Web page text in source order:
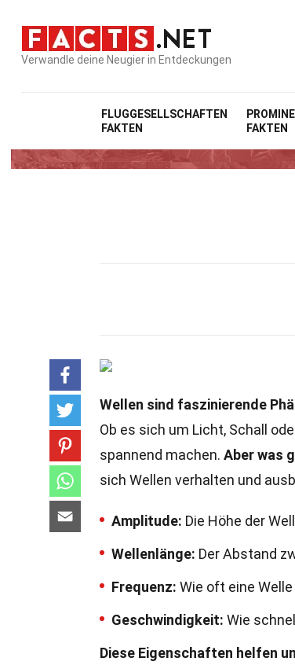
Verwandle deine Neugier in Entdeckungen
FLUGGESELLSCHAFTEN
FAKTEN
FAKTEN
Wellen sind faszinierende
Ob es sich um Licht, Schall
spannend machen. Aber was
sich Wellen verhalten und
Amplitude: Die Höhe der
Wellenlänge: Der Abstand
Frequenz: Wie oft eine
Geschwindigkeit: Wie
Diese Eigenschaften helfen